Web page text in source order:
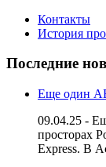
Контакты
История
Последние
Еще один
09.04.25 -
просторах
Express. В